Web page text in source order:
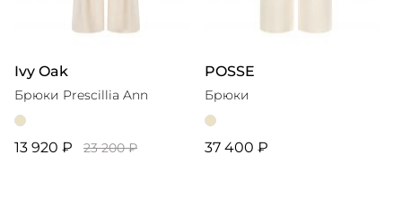
Ivy Oak
Брюки Prescillia Ann
13 920 ₽ 23 200 ₽
POSSE
Брюки
37 400 ₽